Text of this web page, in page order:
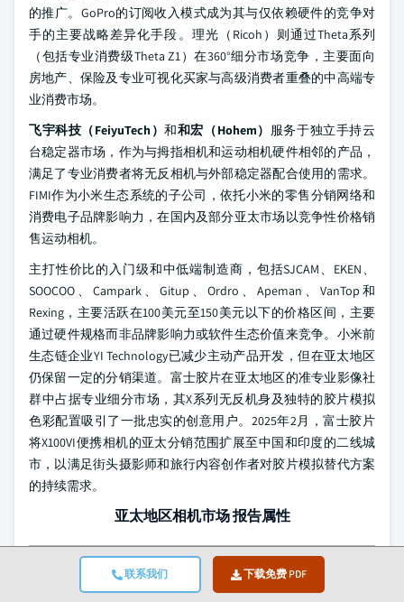
联系我们 下载免费 PDF
的推广。GoPro的订阅收入模式成为其与仅依赖硬件的竞争对
手的主要战略差异化手段。理光（Ricoh）则通过Theta系列
（包括专业消费级Theta Z1）在360°细分市场竞争，主要面向
房地产、保险及专业可视化买家与高级消费者重叠的中高端专
业消费市场。
飞宇科技（FeiyuTech）和和宏（Hohem） 服务于独立手持云
台稳定器市场，作为与拇指相机和运动相机硬件相邻的产品，
满足了专业消费者将无反相机与外部稳定器配合使用的需求。
FIMI作为小米生态系统的子公司，依托小米的零售分销网络和
消费电子品牌影响力，在国内及部分亚太市场以竞争性价格销
售运动相机。
主打性价比的入门级和中低端制造商，包括SJCAM、EKEN、
SOOCOO、Campark、Gitup、Ordro、Apeman、VanTop和
Rexing，主要活跃在100美元至150美元以下的价格区间，主要
通过硬件规格而非品牌影响力或软件生态价值来竞争。小米前
生态链企业YI Technology已减少主动产品开发，但在亚太地区
仍保留一定的分销渠道。富士胶片在亚太地区的准专业影像社
群中占据专业细分市场，其X系列无反机身及独特的胶片模拟
色彩配置吸引了一批忠实的创意用户。2025年2月，富士胶片
将X100VI便携相机的亚太分销范围扩展至中国和印度的二线城
市，以满足街头摄影师和旅行内容创作者对胶片模拟替代方案
的持续需求。
亚太地区相机市场 报告属性
详细信息